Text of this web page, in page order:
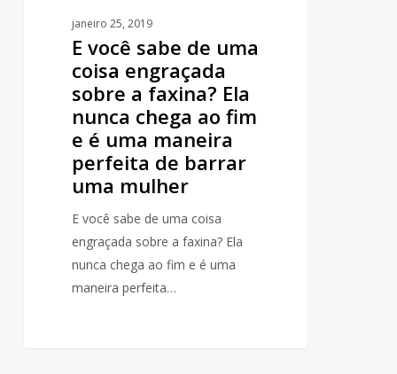
janeiro 25, 2019
E você sabe de uma
coisa engraçada
sobre a faxina? Ela
nunca chega ao fim
e é uma maneira
perfeita de barrar
uma mulher
E você sabe de uma coisa
engraçada sobre a faxina? Ela
nunca chega ao fim e é uma
maneira perfeita…